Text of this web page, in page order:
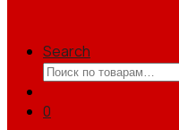
Search
Искать:
0